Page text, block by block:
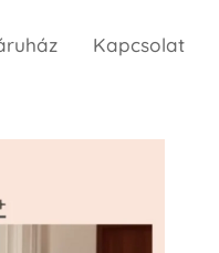
Kapcsolat